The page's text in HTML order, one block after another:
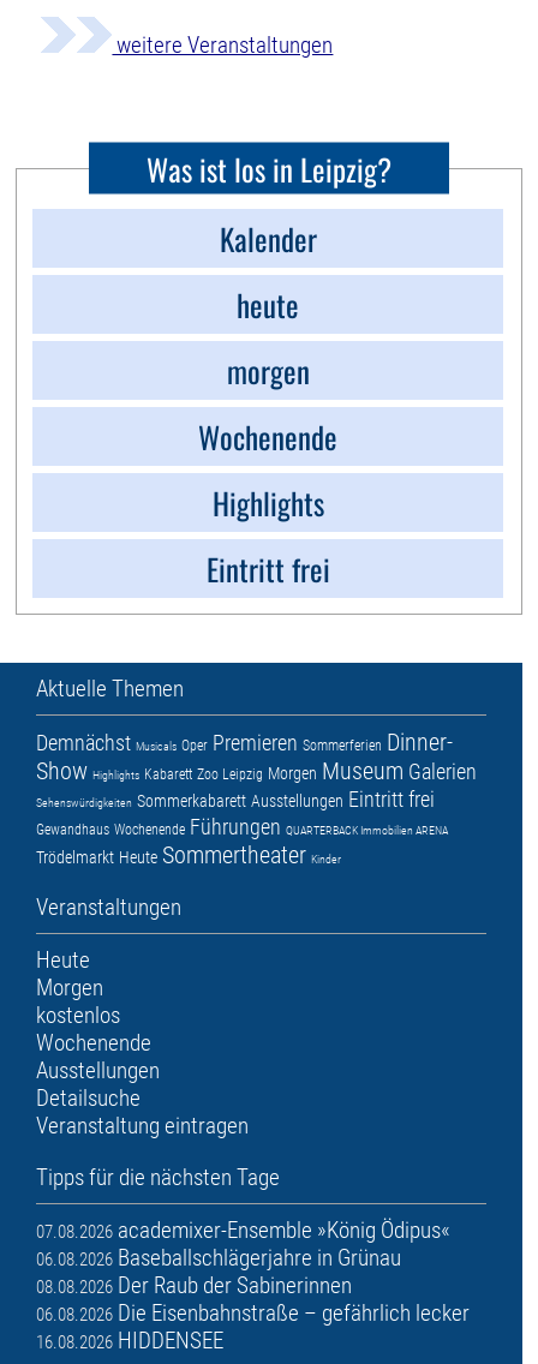
weitere Veranstaltungen
Was ist los in Leipzig?
Kalender
heute
morgen
Wochenende
Highlights
Eintritt frei
Aktuelle Themen
Demnächst Musicals Oper Premieren Sommerferien Dinner-
Show Highlights Kabarett Zoo Leipzig Morgen Museum Galerien
Sehenswürdigkeiten Sommerkabarett Ausstellungen Eintritt frei
Gewandhaus Wochenende Führungen QUARTERBACK Immobilien ARENA
Trödelmarkt Heute Sommertheater Kinder
Veranstaltungen
Heute
Morgen
kostenlos
Wochenende
Ausstellungen
Detailsuche
Veranstaltung eintragen
Tipps für die nächsten Tage
07.08.2026 academixer-Ensemble »König Ödipus«
06.08.2026 Baseballschlägerjahre in Grünau
08.08.2026 Der Raub der Sabinerinnen
06.08.2026 Die Eisenbahnstraße – gefährlich lecker
16.08.2026 HIDDENSEE